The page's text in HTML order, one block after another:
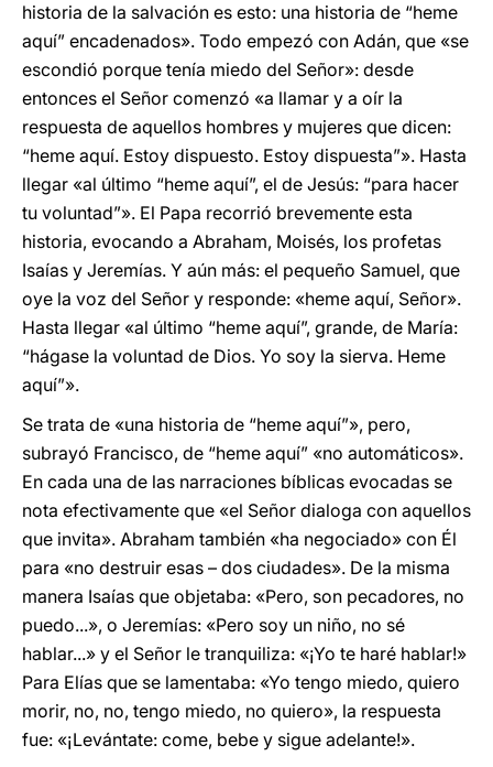
historia de la salvación es esto: una historia de “heme
aquí” encadenados». Todo empezó con Adán, que «se
escondió porque tenía miedo del Señor»: desde
entonces el Señor comenzó «a llamar y a oír la
respuesta de aquellos hombres y mujeres que dicen:
“heme aquí. Estoy dispuesto. Estoy dispuesta”». Hasta
llegar «al último “heme aquí”, el de Jesús: “para hacer
tu voluntad”». El Papa recorrió brevemente esta
historia, evocando a Abraham, Moisés, los profetas
Isaías y Jeremías. Y aún más: el pequeño Samuel, que
oye la voz del Señor y responde: «heme aquí, Señor».
Hasta llegar «al último “heme aquí”, grande, de María:
“hágase la voluntad de Dios. Yo soy la sierva. Heme
aquí”».
Se trata de «una historia de “heme aquí”», pero,
subrayó Francisco, de “heme aquí” «no automáticos».
En cada una de las narraciones bíblicas evocadas se
nota efectivamente que «el Señor dialoga con aquellos
que invita». Abraham también «ha negociado» con Él
para «no destruir esas – dos ciudades». De la misma
manera Isaías que objetaba: «Pero, son pecadores, no
puedo...», o Jeremías: «Pero soy un niño, no sé
hablar...» y el Señor le tranquiliza: «¡Yo te haré hablar!»
Para Elías que se lamentaba: «Yo tengo miedo, quiero
morir, no, no, tengo miedo, no quiero», la respuesta
fue: «¡Levántate: come, bebe y sigue adelante!».